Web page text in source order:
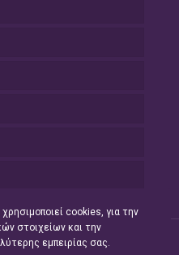
cookies, για την
στοιχείων και την
εμπειρίας σας.